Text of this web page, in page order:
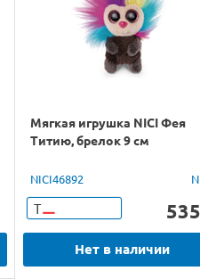
Мягкая игрушка NICI Фея
Титию, брелок 9 см
NICI46892
Т 535
Нет в наличии